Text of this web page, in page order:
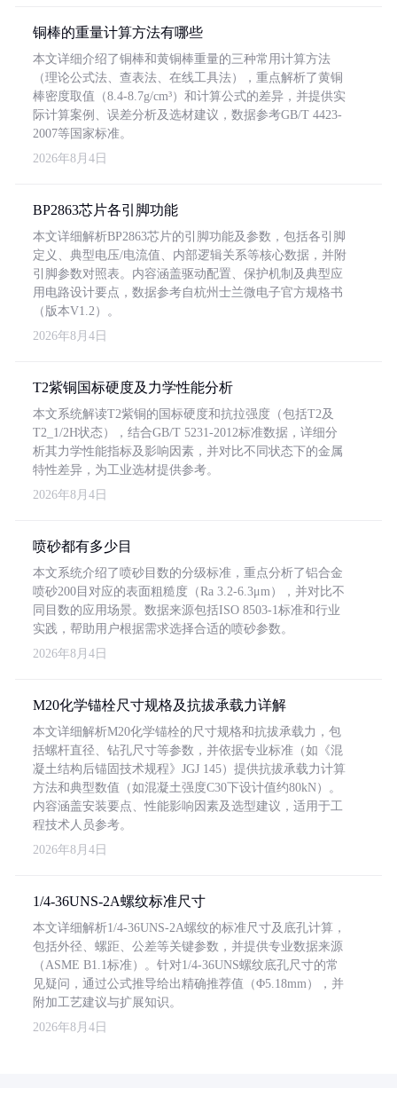
铜棒的重量计算方法有哪些
本文详细介绍了铜棒和黄铜棒重量的三种常用计算方法
（理论公式法、查表法、在线工具法），重点解析了黄铜
棒密度取值（8.4-8.7g/cm³）和计算公式的差异，并提供实
际计算案例、误差分析及选材建议，数据参考GB/T 4423-
2007等国家标准。
2026年8月4日
BP2863芯片各引脚功能
本文详细解析BP2863芯片的引脚功能及参数，包括各引脚
定义、典型电压/电流值、内部逻辑关系等核心数据，并附
引脚参数对照表。内容涵盖驱动配置、保护机制及典型应
用电路设计要点，数据参考自杭州士兰微电子官方规格书
（版本V1.2）。
2026年8月4日
T2紫铜国标硬度及力学性能分析
本文系统解读T2紫铜的国标硬度和抗拉强度（包括T2及
T2_1/2H状态），结合GB/T 5231-2012标准数据，详细分
析其力学性能指标及影响因素，并对比不同状态下的金属
特性差异，为工业选材提供参考。
2026年8月4日
喷砂都有多少目
本文系统介绍了喷砂目数的分级标准，重点分析了铝合金
喷砂200目对应的表面粗糙度（Ra 3.2-6.3μm），并对比不
同目数的应用场景。数据来源包括ISO 8503-1标准和行业
实践，帮助用户根据需求选择合适的喷砂参数。
2026年8月4日
M20化学锚栓尺寸规格及抗拔承载力详解
本文详细解析M20化学锚栓的尺寸规格和抗拔承载力，包
括螺杆直径、钻孔尺寸等参数，并依据专业标准（如《混
凝土结构后锚固技术规程》JGJ 145）提供抗拔承载力计算
方法和典型数值（如混凝土强度C30下设计值约80kN）。
内容涵盖安装要点、性能影响因素及选型建议，适用于工
程技术人员参考。
2026年8月4日
1/4-36UNS-2A螺纹标准尺寸
本文详细解析1/4-36UNS-2A螺纹的标准尺寸及底孔计算，
包括外径、螺距、公差等关键参数，并提供专业数据来源
（ASME B1.1标准）。针对1/4-36UNS螺纹底孔尺寸的常
见疑问，通过公式推导给出精确推荐值（Φ5.18mm），并
附加工艺建议与扩展知识。
2026年8月4日